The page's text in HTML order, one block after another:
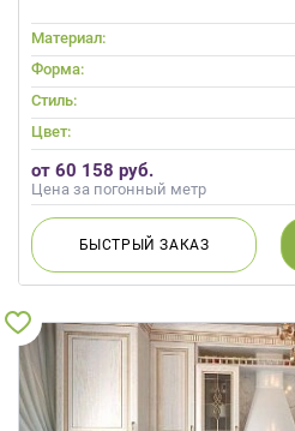
Материал:
Форма:
Стиль:
Цвет:
от 60 158 руб.
Цена за погонный метр
БЫСТРЫЙЗАКАЗ